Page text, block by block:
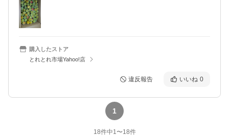
購入したストア
とれとれ市場Yahoo!店
違反報告 いいね 0
1
18件中1〜18件